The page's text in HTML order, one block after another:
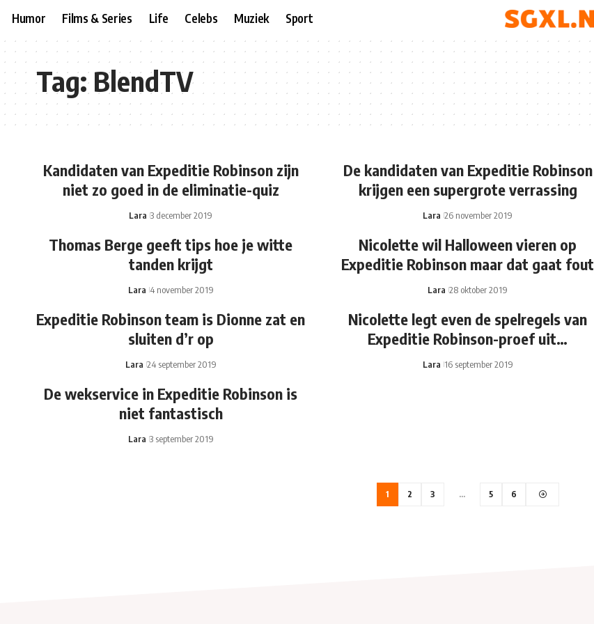
Humor Films & Series Life Celebs Muziek Sport
Tag:BlendTV
Kandidaten van Expeditie Robinson zijn
niet zo goed in de eliminatie-quiz
Lara 3 december 2019
De kandidaten van Expeditie Robinson
krijgen een supergrote verrassing
Lara 26 november 2019
Thomas Berge geeft tips hoe je witte
tanden krijgt
Lara 4 november 2019
Nicolette wil Halloween vieren op
Expeditie Robinson maar dat gaat fout
Lara 28 oktober 2019
Expeditie Robinson team is Dionne zat en
sluiten d’r op
Lara 24 september 2019
Nicolette legt even de spelregels van
Expeditie Robinson-proef uit…
Lara 16 september 2019
De wekservice in Expeditie Robinson is
niet fantastisch
Lara 3 september 2019
1 2 3 … 5 6